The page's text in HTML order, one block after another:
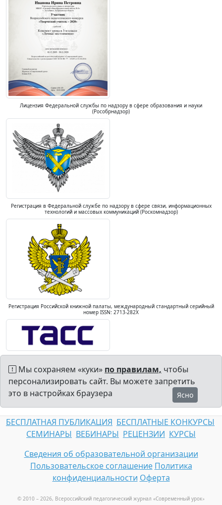
Лицензия Федеральной службы по надзору в сфере образования и науки
(Рособрнадзор)
Регистрация в Федеральной службе по надзору в сфере связи, информационных
технологий и массовых коммуникаций (Роскомнадзор)
Регистрация Российской книжной палаты, международный стандартный серийный
номер ISSN: 2713-282X
Мы сохраняем «куки» по правилам, чтобы
персонализировать сайт. Вы можете запретить
это в настройках браузера
Ясно
БЕСПЛАТНАЯ ПУБЛИКАЦИЯ БЕСПЛАТНЫЕ КОНКУРСЫ
СЕМИНАРЫ ВЕБИНАРЫ РЕЦЕНЗИИ КУРСЫ
Сведения об образовательной организации
Пользовательское соглашение Политика
конфиденциальности Оферта
© 2010 – 2026, Всероссийский педагогический журнал «Современный урок»